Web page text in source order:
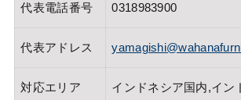
代表電話番号 0318983900
代表アドレス
対応エリア インドネシア国内,イン